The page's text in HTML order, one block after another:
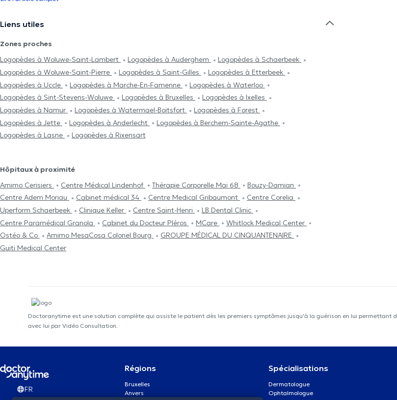
Liens utiles
Zones proches
Logopèdes à Woluwe-Saint-Lambert
Logopèdes à Auderghem
Logopèdes à Schaerbeek
Logopèdes à Woluwe-Saint-Pierre
Logopèdes à Saint-Gilles
Logopèdes à Etterbeek
Logopèdes à Uccle
Logopèdes à Marche-En-Famenne
Logopèdes à Waterloo
Logopèdes à Sint-Stevens-Woluwe
Logopèdes à Bruxelles
Logopèdes à Ixelles
Logopèdes à Namur
Logopèdes à Watermael-Boitsfort
Logopèdes à Forest
Logopèdes à Jette
Logopèdes à Anderlecht
Logopèdes à Berchem-Sainte-Agathe
Logopèdes à Lasne
Logopèdes à Rixensart
Hôpitaux à proximité
Amimo Cerisiers
Centre Médical Lindenhof Thérapie Corporelle Mai 68
Bouzy-Damian
Centre Adem Moriau
Cabinet médical 34 Centre Medical Gribaumont
Centre Corelia
Uperform Schaerbeek
Clinique Keller Centre Saint-Henri
LB Dental Clinic
Centre Paramédical Granola
Cabinet du Docteur Pléros MCare
Whitlock Medical Center
Ostéo & Co
Amimo MesaCosa Colonel Bourg
GROUPE MÉDICAL DU CINQUANTENAIRE
Guiti Medical Center
Doctoranytime est une solution complète qui assiste le patient dès les premiers symptômes jusqu'à la guérison en lui
avec lui par Vidéo Consultation.
FR
Régions
Bruxelles
Anvers
Spécialisations
Dermatologue
Ophtalmologue